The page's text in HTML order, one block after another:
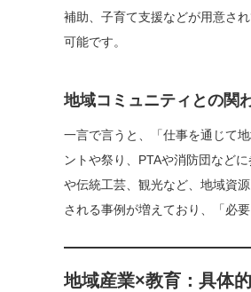
補助、子育て支援などが用意さ
可能です。
地域コミュニティとの関
一言で言うと、「仕事を通じて
ントや祭り、PTAや消防団など
や伝統工芸、観光など、地域資
される事例が増えており、「必
地域産業×教育：具体